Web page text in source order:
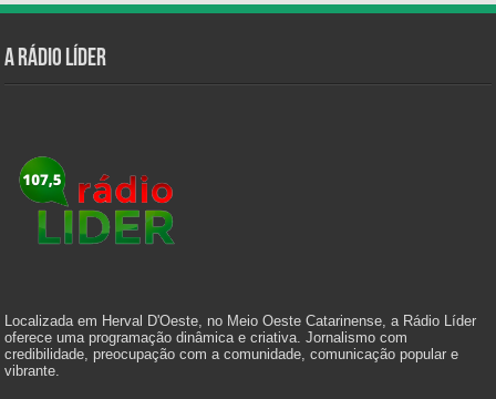
A Rádio Líder
Localizada em Herval D'Oeste, no Meio Oeste Catarinense, a Rádio Líder
oferece uma programação dinâmica e criativa. Jornalismo com
credibilidade, preocupação com a comunidade, comunicação popular e
vibrante.